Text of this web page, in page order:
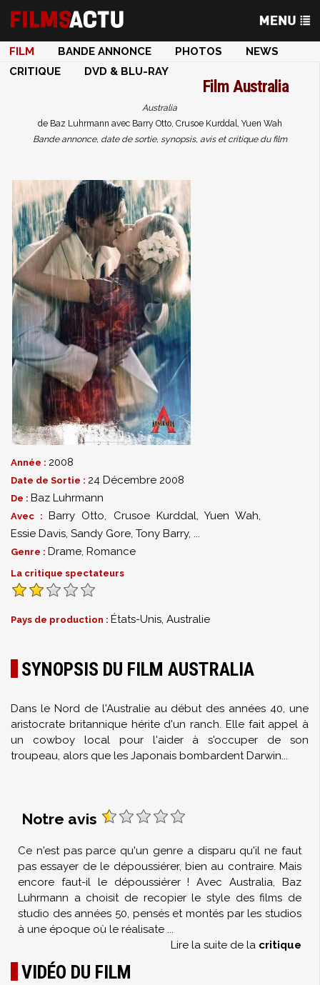
FILM BANDE ANNONCE PHOTOS
NEWS
CRITIQUE
DVD & BLU-RAY
FilmAustralia
Australia
de Baz Luhrmann avec Barry Otto, Crusoe Kurddal, Yuen Wah
Bande annonce, date de sortie, synopsis, avis et critique du film
Année : 2008
Date de Sortie : 24 Décembre 2008
De : Baz Luhrmann
Avec : Barry Otto, Crusoe Kurddal, Yuen Wah,
Essie Davis, Sandy Gore, Tony Barry, ...
Genre : Drame, Romance
La critique spectateurs
Pays de production : États-Unis, Australie
SYNOPSIS DU FILM AUSTRALIA
Dans le Nord de l'Australie au début des années 40, une
aristocrate britannique hérite d'un ranch. Elle fait appel à
un cowboy local pour l'aider à s'occuper de son
troupeau, alors que les Japonais bombardent Darwin...
Notre avis
Ce n'est pas parce qu'un genre a disparu qu'il ne faut
pas essayer de le dépoussiérer, bien au contraire. Mais
encore faut-il le dépoussiérer ! Avec Australia, Baz
Luhrmann a choisit de recopier le style des films de
studio des années 50, pensés et montés par les studios
à une époque où le réalisate ...
Lire la suite de la critique
VIDÉO DU FILM